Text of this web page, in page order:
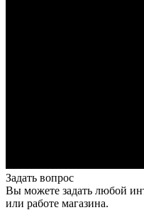
Задать вопрос
Вы можете задать любой
или работе магазина.